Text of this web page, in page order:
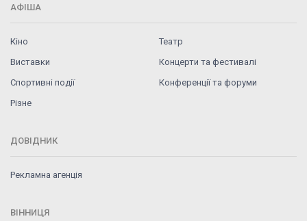
АФІША
Кіно
Театр
Виставки
Концерти та фестивалі
Спортивні події
Конференції та форуми
Різне
ДОВІДНИК
Рекламна агенція
ВІННИЦЯ